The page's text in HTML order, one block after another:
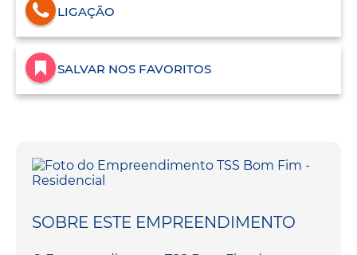
LIGAÇÃO
SALVAR NOS FAVORITOS
SOBRE ESTE EMPREENDIMENTO